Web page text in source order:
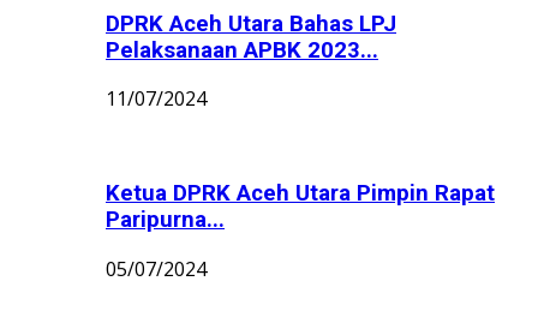
DPRK Aceh Utara Bahas LPJ
Pelaksanaan APBK 2023...
11/07/2024
Ketua DPRK Aceh Utara Pimpin Rapat
Paripurna...
05/07/2024